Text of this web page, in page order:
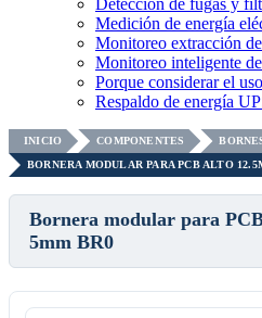
Detección de fugas y
Medición de energía
Monitoreo extracción
Monitoreo inteligente
Porque considerar el
Respaldo de energía
INICIO COMPONENTES
BORNERA MODULAR PARA PCB ALTO
Bornera modular para
5mm BR0